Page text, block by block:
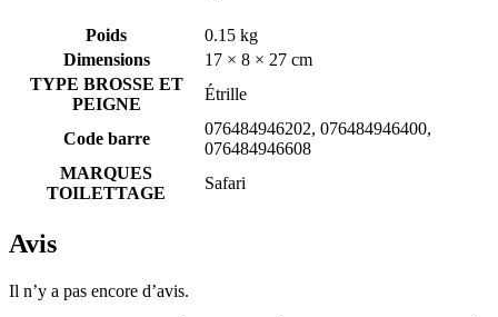
Poids
0.15 kg
Dimensions
17 × 8 × 27 cm
TYPE BROSSE ET
PEIGNE
Étrille
Code barre
076484946202, 076484946400,
076484946608
MARQUES
TOILETTAGE
Safari
Avis
Il n’y a pas encore d’avis.